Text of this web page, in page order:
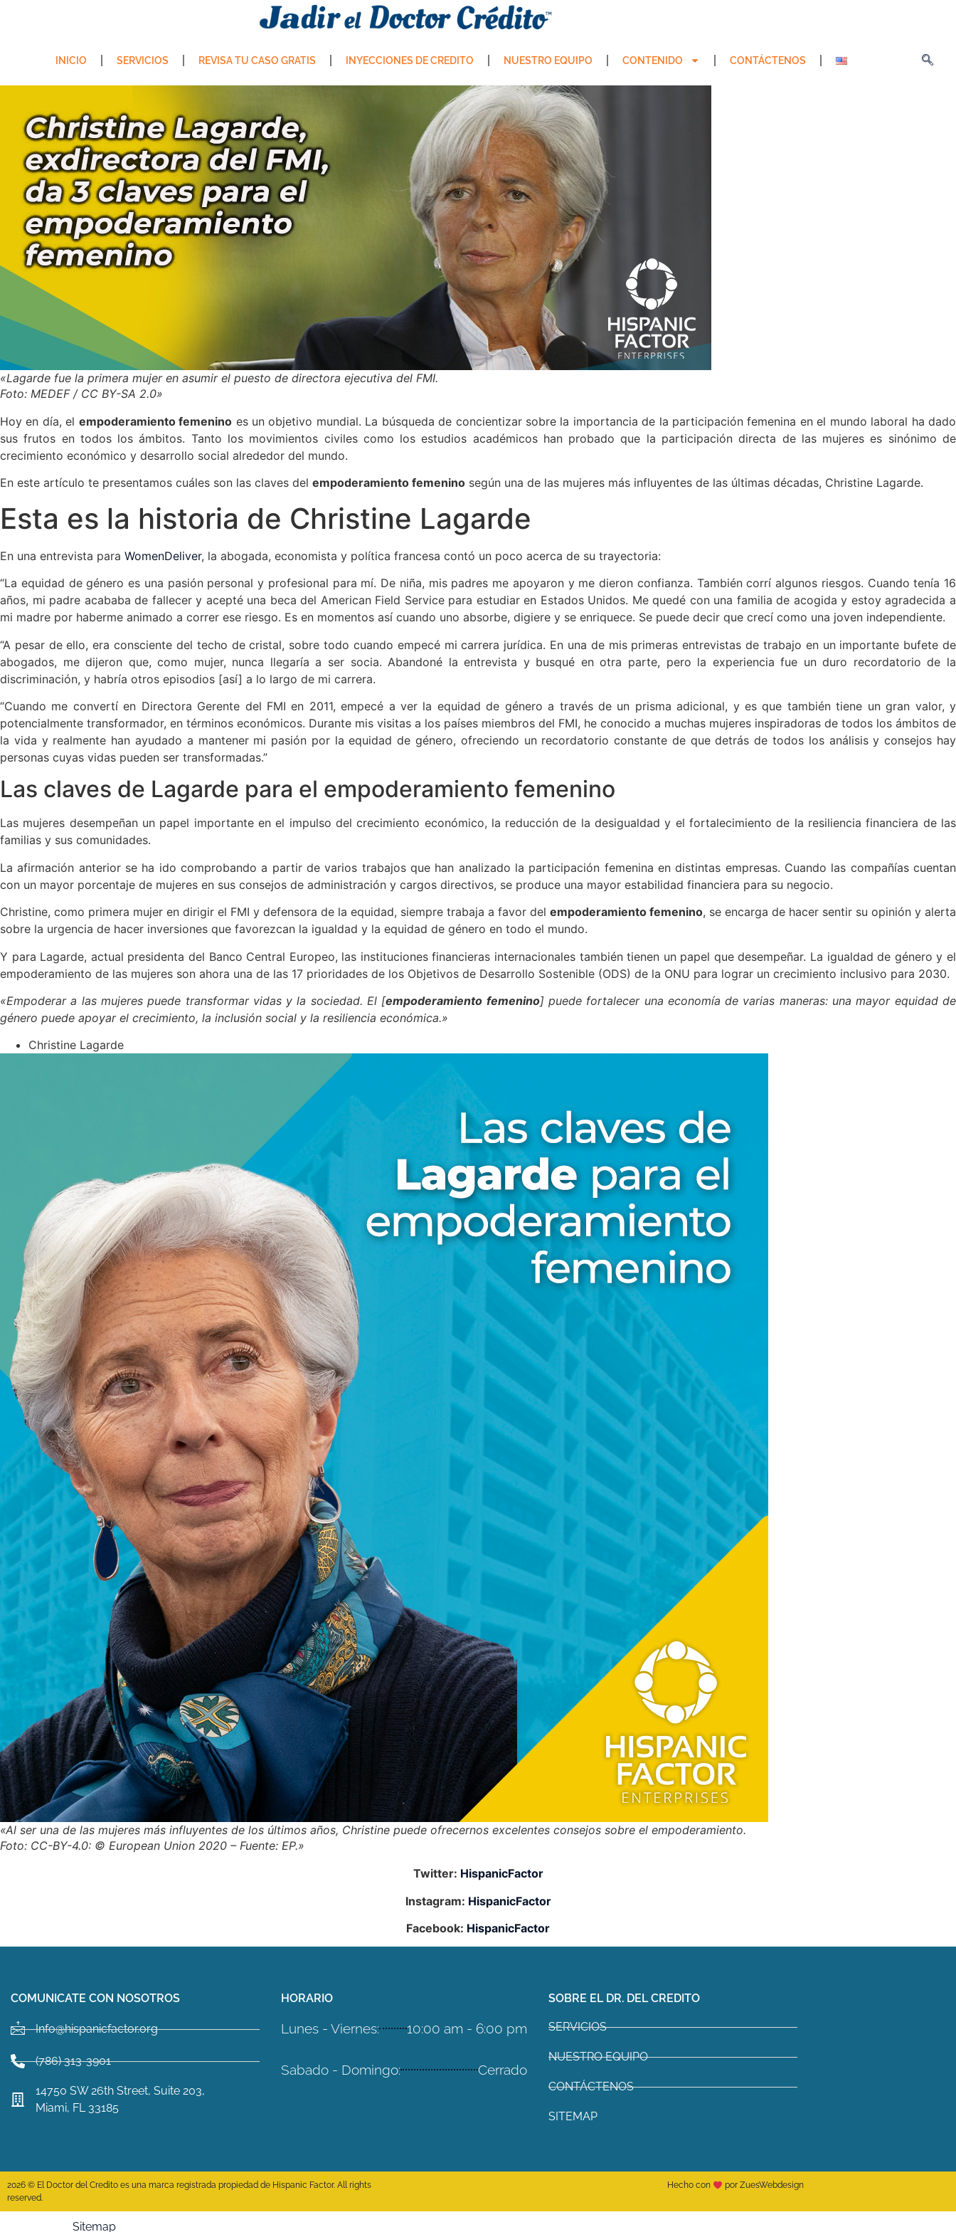
INICIO SERVICIOS REVISA TU CASO GRATIS INYECCIONES DE CREDITO NUESTRO EQUIPO CONTENIDO CONTÁCTENOS
«Lagarde fue la primera mujer en asumir el puesto de directora ejecutiva del FMI.
Foto: MEDEF / CC BY-SA 2.0»
Hoy en día, el empoderamiento femenino es un objetivo mundial. La búsqueda de concientizar sobre la importancia de la participación femenina en el mundo laboral ha dado
sus frutos en todos los ámbitos. Tanto los movimientos civiles como los estudios académicos han probado que la participación directa de las mujeres es sinónimo de
crecimiento económico y desarrollo social alrededor del mundo.
En este artículo te presentamos cuáles son las claves del empoderamiento femenino según una de las mujeres más influyentes de las últimas décadas, Christine Lagarde.
Esta es la historia de Christine Lagarde
En una entrevista para WomenDeliver, la abogada, economista y política francesa contó un poco acerca de su trayectoria:
“La equidad de género es una pasión personal y profesional para mí. De niña, mis padres me apoyaron y me dieron confianza. También corrí algunos riesgos. Cuando tenía 16
años, mi padre acababa de fallecer y acepté una beca del American Field Service para estudiar en Estados Unidos. Me quedé con una familia de acogida y estoy agradecida a
mi madre por haberme animado a correr ese riesgo. Es en momentos así cuando uno absorbe, digiere y se enriquece. Se puede decir que crecí como una joven independiente.
“A pesar de ello, era consciente del techo de cristal, sobre todo cuando empecé mi carrera jurídica. En una de mis primeras entrevistas de trabajo en un importante bufete de
abogados, me dijeron que, como mujer, nunca llegaría a ser socia. Abandoné la entrevista y busqué en otra parte, pero la experiencia fue un duro recordatorio de la
discriminación, y habría otros episodios [así] a lo largo de mi carrera.
“Cuando me convertí en Directora Gerente del FMI en 2011, empecé a ver la equidad de género a través de un prisma adicional, y es que también tiene un gran valor, y
potencialmente transformador, en términos económicos. Durante mis visitas a los países miembros del FMI, he conocido a muchas mujeres inspiradoras de todos los ámbitos de
la vida y realmente han ayudado a mantener mi pasión por la equidad de género, ofreciendo un recordatorio constante de que detrás de todos los análisis y consejos hay
personas cuyas vidas pueden ser transformadas.”
Las claves de Lagarde para el empoderamiento femenino
Las mujeres desempeñan un papel importante en el impulso del crecimiento económico, la reducción de la desigualdad y el fortalecimiento de la resiliencia financiera de las
familias y sus comunidades.
La afirmación anterior se ha ido comprobando a partir de varios trabajos que han analizado la participación femenina en distintas empresas. Cuando las compañías cuentan
con un mayor porcentaje de mujeres en sus consejos de administración y cargos directivos, se produce una mayor estabilidad financiera para su negocio.
Christine, como primera mujer en dirigir el FMI y defensora de la equidad, siempre trabaja a favor del empoderamiento femenino, se encarga de hacer sentir su opinión y alerta
sobre la urgencia de hacer inversiones que favorezcan la igualdad y la equidad de género en todo el mundo.
Y para Lagarde, actual presidenta del Banco Central Europeo, las instituciones financieras internacionales también tienen un papel que desempeñar. La igualdad de género y el
empoderamiento de las mujeres son ahora una de las 17 prioridades de los Objetivos de Desarrollo Sostenible (ODS) de la ONU para lograr un crecimiento inclusivo para 2030.
«Empoderar a las mujeres puede transformar vidas y la sociedad. El [empoderamiento femenino] puede fortalecer una economía de varias maneras: una mayor equidad de
género puede apoyar el crecimiento, la inclusión social y la resiliencia económica.»
Christine Lagarde
«Al ser una de las mujeres más influyentes de los últimos años, Christine puede ofrecernos excelentes consejos sobre el empoderamiento.
Foto: CC-BY-4.0: © European Union 2020 – Fuente: EP.»
Twitter: HispanicFactor
Instagram: HispanicFactor
Facebook: HispanicFactor
COMUNICATE CON NOSOTROS
Info@hispanicfactor.org
(786) 313-3901
14750 SW 26th Street, Suite 203,
Miami, FL 33185
HORARIO
Lunes - Viernes: 10:00 am - 6:00 pm
Sabado - Domingo: Cerrado
SOBRE EL DR. DEL CREDITO
SERVICIOS
NUESTRO EQUIPO
CONTÁCTENOS
SITEMAP
2026 © El Doctor del Credito es una marca registrada propiedad de Hispanic Factor. All rights
reserved.
Hecho con por ZuesWebdesign
Sitemap